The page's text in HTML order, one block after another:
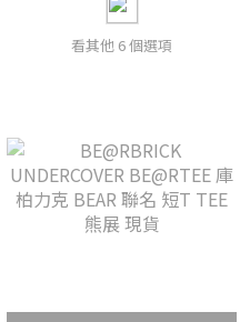
看其他 6 個選項